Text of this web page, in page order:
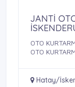
JANTİ
OTO
OTO
Hatay/